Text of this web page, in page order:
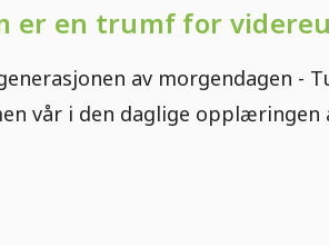
er en trumf for
av morgendagen -
vår i den daglige